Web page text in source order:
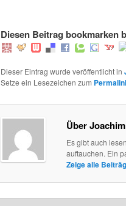
Diesen Beitrag bookmarken
Dieser Eintrag wurde veröffentlicht in
Setze ein Lesezeichen zum
Über Joachim
Es gibt auch
auftauchen. Ein
Zeige alle